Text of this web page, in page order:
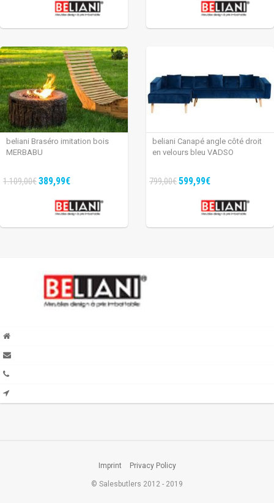
beliani Braséro imitation bois
MERBABU
1.109,00€389,99€
beliani Canapé angle côté droit
en velours bleu VADSO
799,00€599,99€
Imprint Privacy Policy
© Salesbutlers 2012 - 2019